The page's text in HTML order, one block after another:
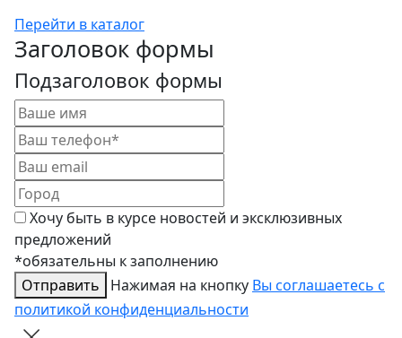
Перейти в каталог
Заголовок формы
Подзаголовок формы
Хочу быть в курсе новостей и эксклюзивных
предложений
*обязательны к заполнению
Отправить
Нажимая на кнопку Вы соглашаетесь с
политикой конфиденциальности